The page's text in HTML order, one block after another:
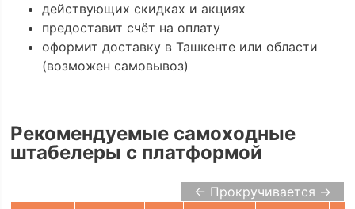
действующих скидках и акциях
предоставит счёт на оплату
оформит доставку в Ташкенте или области
(возможен самовывоз)
Рекомендуемые самоходные
штабелеры с платформой
← Прокручивается →